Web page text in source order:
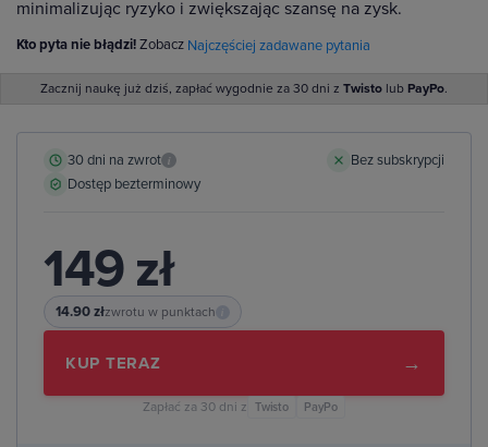
minimalizując ryzyko i zwiększając szansę na zysk.
Kto pyta nie błądzi!Zobacz Najczęściej zadawane pytania
Zacznij naukę już dziś, zapłać wygodnie za 30 dni z Twisto lub PayPo.
30 dni na zwrot i
Bez subskrypcji
Dostęp bezterminowy
149 zł
14.90 złzwrotu w punktach
KUP TERAZ →
Zapłać za 30 dni z Twisto PayPo